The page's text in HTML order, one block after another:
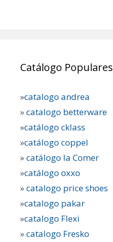
Catálogo Populares
»catalogo andrea
»catalogo betterware
»catálogo cklass
»catálogo coppel
»catálogo la Comer
»catálogo oxxo
»catalogo price shoes
»catalogo pakar
»catalogo Flexi
»catalogo Fresko